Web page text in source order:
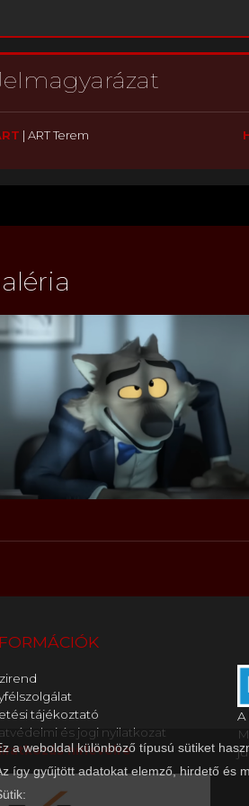
| ART Terem
a weboldal különböző típusú sütiket
így gyűjtött adatokat elemző, hirdető és
tájékoztató
és jogi nyilatkozat
hírlevélre
A